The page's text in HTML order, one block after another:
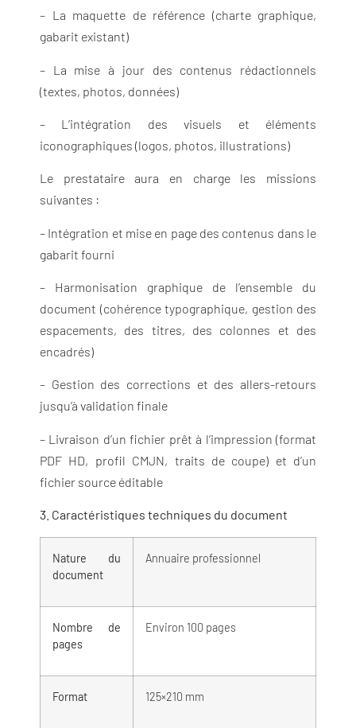
– La maquette de référence (charte graphique,
gabarit existant)
– La mise à jour des contenus rédactionnels
(textes, photos, données)
– L’intégration des visuels et éléments
iconographiques (logos, photos, illustrations)
Le prestataire aura en charge les missions
suivantes :
– Intégration et mise en page des contenus dans le
gabarit fourni
– Harmonisation graphique de l’ensemble du
document (cohérence typographique, gestion des
espacements, des titres, des colonnes et des
encadrés)
– Gestion des corrections et des allers-retours
jusqu’à validation finale
– Livraison d’un fichier prêt à l’impression (format
PDF HD, profil CMJN, traits de coupe) et d’un
fichier source éditable
3. Caractéristiques techniques du document
Nature du
document
Annuaire professionnel
Nombre de
pages
Environ 100 pages
Format 125×210 mm